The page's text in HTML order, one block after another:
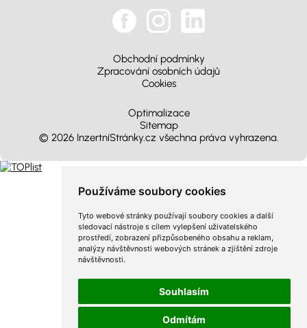
Používáme soubory cookies
Tyto webové stránky používají soubory cookies a další
sledovací nástroje s cílem vylepšení uživatelského
prostředí, zobrazení přizpůsobeného obsahu a reklam,
analýzy návštěvnosti webových stránek a zjištění zdroje
návštěvnosti.
Souhlasím
Odmítám
Obchodní podmínky
Zpracování osobních údajů
Cookies
Optimalizace
Sitemap
© 2026 InzertníStránky.cz všechna práva vyhrazena.